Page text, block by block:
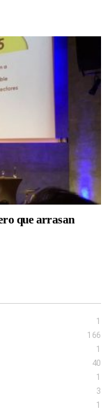
que arrasan
1
166
1
40
1
3
1